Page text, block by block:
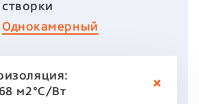
створки
Однокамерный
м2°C/Вт